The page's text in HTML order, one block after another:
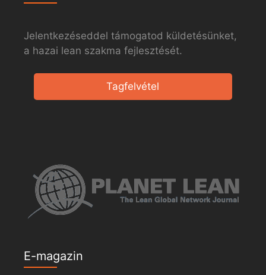
Jelentkezéseddel támogatod küldetésünket,
a hazai lean szakma fejlesztését.
Tagfelvétel
E-magazin